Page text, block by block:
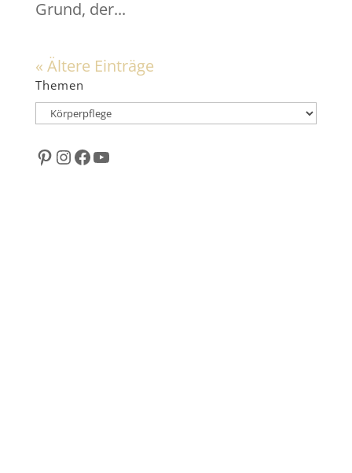
Grund, der...
« Ältere Einträge
Themen
Themen
Pinterest
Instagram
Facebook
YouTube